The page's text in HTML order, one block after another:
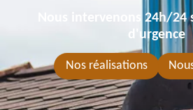
Nous intervenons 24h/24
d'urgence
Nos réalisations